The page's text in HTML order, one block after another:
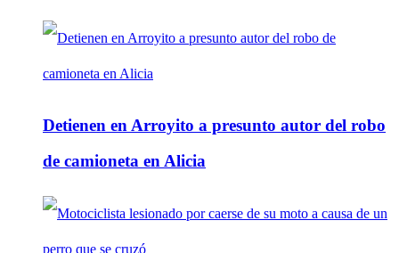
Detienen en Arroyito a presunto autor del robo
de camioneta en Alicia